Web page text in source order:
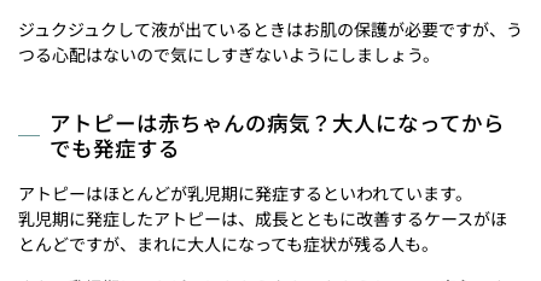
ジュクジュクして液が出ているときはお肌の保護が必要ですが、う
つる心配はないので気にしすぎないようにしましょう。
アトピーは赤ちゃんの病気？大人になってから
でも発症する
アトピーはほとんどが乳児期に発症するといわれています。
乳児期に発症したアトピーは、成長とともに改善するケースがほ
とんどですが、まれに大人になっても症状が残る人も。